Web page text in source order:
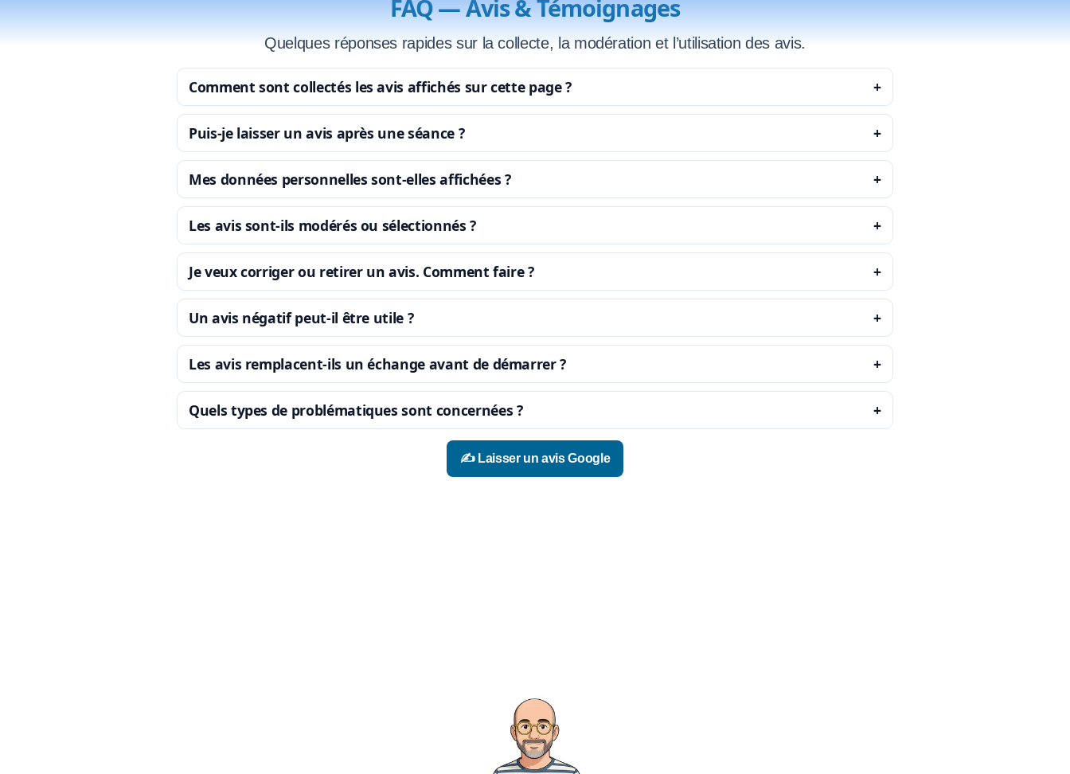
FAQ — Avis & Témoignages
Quelques réponses rapides sur la collecte, la modération et l’utilisation des avis.
Comment sont collectés les avis affichés sur cette page ?
Puis-je laisser un avis après une séance ?
Mes données personnelles sont-elles affichées ?
Les avis sont-ils modérés ou sélectionnés ?
Je veux corriger ou retirer un avis. Comment faire ?
Un avis négatif peut-il être utile ?
Les avis remplacent-ils un échange avant de démarrer ?
Quels types de problématiques sont concernées ?
✍️ Laisser un avis Google